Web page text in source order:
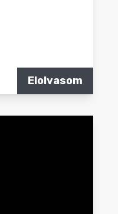
Elolvasom